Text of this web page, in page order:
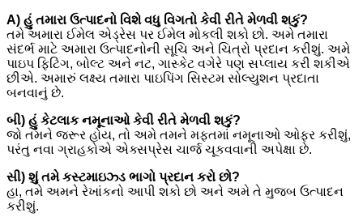
A) હું તમારા ઉત્પાદનો વિશે વધુ વિગતો કેવી રીતે મેળવી શકું?
તમે અમારા ઈમેલ એડ્રેસ પર ઈમેલ મોકલી શકો છો. અમે તમારા
સંદર્ભ માટે અમારા ઉત્પાદનોની સૂચિ અને ચિત્રો પ્રદાન કરીશું. અમે
પાઇપ ફિટિંગ, બોલ્ટ અને નટ, ગાસ્કેટ વગેરે પણ સપ્લાય કરી શકીએ
છીએ. અમારું લક્ષ્ય તમારા પાઇપિંગ સિસ્ટમ સોલ્યુશન પ્રદાતા
બનવાનું છે.
બી) હું કેટલાક નમૂનાઓ કેવી રીતે મેળવી શકું?
જો તમને જરૂર હોય, તો અમે તમને મફતમાં નમૂનાઓ ઓફર કરીશું,
પરંતુ નવા ગ્રાહકોએ એક્સપ્રેસ ચાર્જ ચૂકવવાની અપેક્ષા છે.
સી) શું તમે કસ્ટમાઇઝ્ડ ભાગો પ્રદાન કરો છો?
હા, તમે અમને રેખાંકનો આપી શકો છો અને અમે તે મુજબ ઉત્પાદન
કરીશું.